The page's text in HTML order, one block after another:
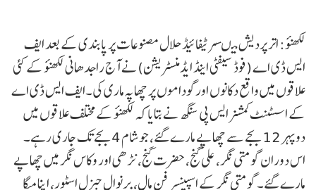
لکھنؤ: اتر پردیش میںسرٹیفائیڈ حلال مصنوعات پر پابندی کے بعد ایف
ایس ڈی اے (فوڈ سیفٹی اینڈ ایڈمنسٹریشن)نے آج راجدھانی لکھنؤ کے کئی
علاقوں میں واقع دکانوں اورگوداموں پر چھاپہ ماری کی۔ایف ایس ڈی اے
کے اسسٹنٹ کمشنر ایس پی سنگھ نے بتایا کہ لکھنؤ کے مختلف علاقوں میں
دوپہر 12 بجے سے چھاپے مارے گئے، جو شام 4 بجے تک جاری رہے۔
اس دوران گومتی نگر، علی گنج، حضرت گنج، نڑھی اور وکاس نگر میں چھاپے
مارے گئے۔ گومتی نگر کے اسپینسر فن مال، برنوال جنرل اسٹور، اپنا میگا